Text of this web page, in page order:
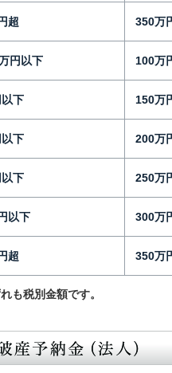
超 350万
円以下 100万
下
150万
下 200万
下 250万
以下 300万
超 350万
も税別金額です。